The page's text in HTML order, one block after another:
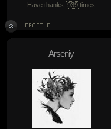
Have thanks:939 times
Arseniy